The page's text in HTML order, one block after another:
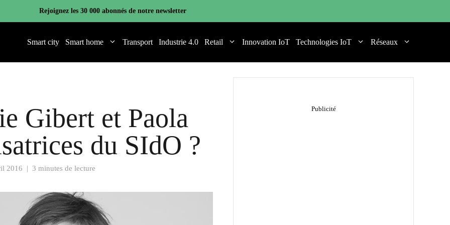
Rejoignez les 30 000 abonnés de notre newsletter
Smart city Smart home Transport Industrie 4.0 Retail Innovation IoT Technologies IoT Réseaux
Gibert et Paola
du SIdO ?
2016 | 3 minutes de lecture